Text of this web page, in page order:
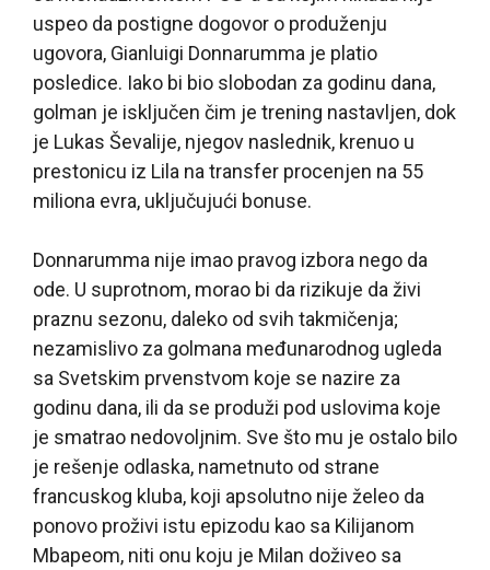
uspeo da postigne dogovor o produženju
ugovora, Gianluigi Donnarumma je platio
posledice. Iako bi bio slobodan za godinu dana,
golman je isključen čim je trening nastavljen, dok
je Lukas Ševalije, njegov naslednik, krenuo u
prestonicu iz Lila na transfer procenjen na 55
miliona evra, uključujući bonuse.
Donnarumma nije imao pravog izbora nego da
ode. U suprotnom, morao bi da rizikuje da živi
praznu sezonu, daleko od svih takmičenja;
nezamislivo za golmana međunarodnog ugleda
sa Svetskim prvenstvom koje se nazire za
godinu dana, ili da se produži pod uslovima koje
je smatrao nedovoljnim. Sve što mu je ostalo bilo
je rešenje odlaska, nametnuto od strane
francuskog kluba, koji apsolutno nije želeo da
ponovo proživi istu epizodu kao sa Kilijanom
Mbapeom, niti onu koju je Milan doživeo sa